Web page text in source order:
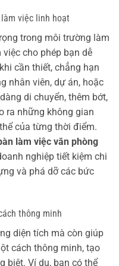
việc linh hoạt
trong môi trường làm
cho phép bạn dễ
cần thiết, chẳng hạn
nhân viên, dự án, hoặc
di chuyển, thêm bớt,
ra những không gian
của từng thời điểm.
làm việc văn phòng
nghiệp tiết kiệm chi
và phá dỡ các bức
thông minh
diện tích mà còn giúp
cách thông minh, tạo
biệt. Ví dụ, bạn có thể